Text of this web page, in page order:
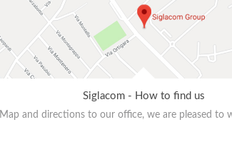
Siglacom - How to find us
Map and directions to our office, we are pleased to